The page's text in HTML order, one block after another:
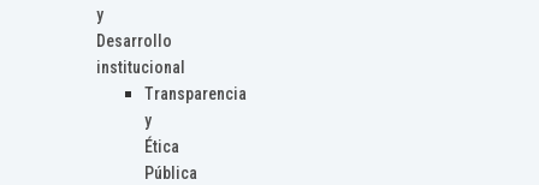
y
Desarrollo
institucional
Transparencia
y
Ética
Pública